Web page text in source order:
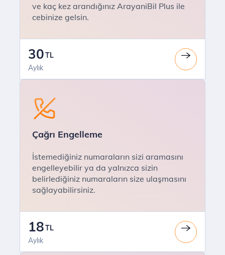
ve kaç kez arandığınız ArayaniBil Plus ile
cebinize gelsin.
30TL
Aylık
Çağrı Engelleme
İstemediğiniz numaraların sizi aramasını
engelleyebilir ya da yalnızca sizin
belirlediğiniz numaraların size ulaşmasını
sağlayabilirsiniz.
18TL
Aylık